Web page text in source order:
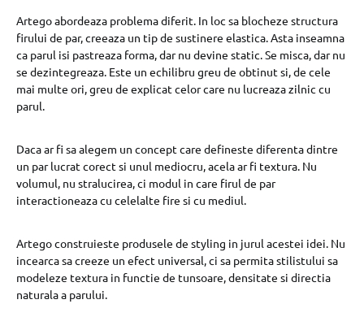
Artego abordeaza problema diferit. In loc sa blocheze structura
firului de par, creeaza un tip de sustinere elastica. Asta inseamna
ca parul isi pastreaza forma, dar nu devine static. Se misca, dar nu
se dezintegreaza. Este un echilibru greu de obtinut si, de cele
mai multe ori, greu de explicat celor care nu lucreaza zilnic cu
parul.
Daca ar fi sa alegem un concept care defineste diferenta dintre
un par lucrat corect si unul mediocru, acela ar fi textura. Nu
volumul, nu stralucirea, ci modul in care firul de par
interactioneaza cu celelalte fire si cu mediul.
Artego construieste produsele de styling in jurul acestei idei. Nu
incearca sa creeze un efect universal, ci sa permita stilistului sa
modeleze textura in functie de tunsoare, densitate si directia
naturala a parului.